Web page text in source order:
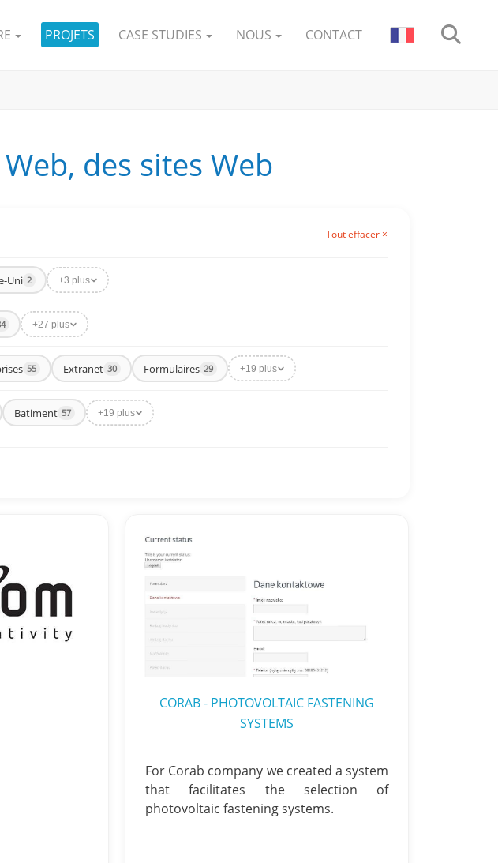
PROJETS CASE STUDIES NOUS CONTACT
des sites Web
Tout effacer ×
Uni 2 +3 plus
+27 plus
55 Extranet 30 Formulaires 29 +19 plus
Batiment 57 +19 plus
CORAB - PHOTOVOLTAIC FASTENING
SYSTEMS
For Corab company we created a system
that facilitates the selection of
photovoltaic fastening systems.